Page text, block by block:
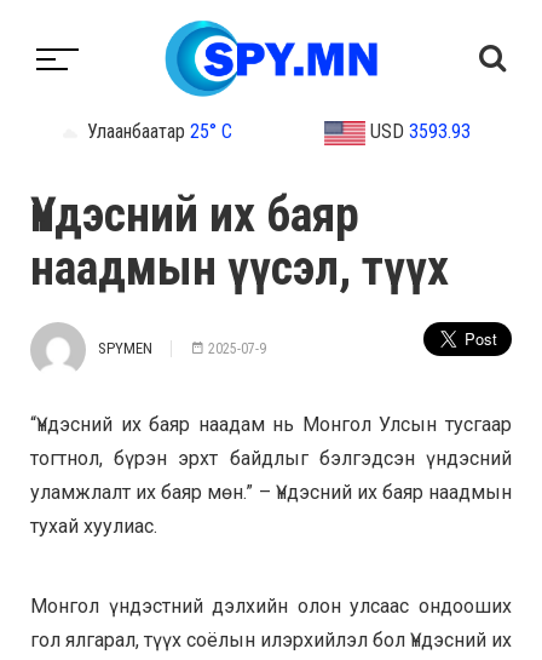
Улаанбаатар 25° C USD 3593.93
Үндэсний их баяр
наадмын үүсэл, түүх
SPYMEN 2025-07-9
“Үндэсний их баяр наадам нь Монгол Улсын тусгаар
тогтнол, бүрэн эрхт байдлыг бэлгэдсэн үндэсний
уламжлалт их баяр мөн.” – Үндэсний их баяр наадмын
тухай хуулиас.
Монгол үндэстний дэлхийн олон улсаас ондооших
гол ялгарал, түүх соёлын илэрхийлэл бол Үндэсний их